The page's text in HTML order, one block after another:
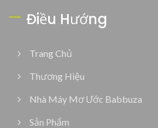
Điều Hướng
Trang Chủ
Thương Hiệu
Nhà Máy Mơ Ước Babbuza
Sản Phẩm